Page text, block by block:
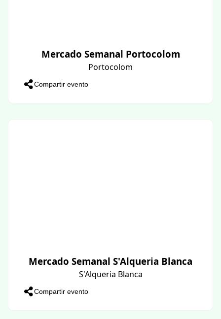
Mercado Semanal Portocolom
Portocolom
Compartir evento
Mercado Semanal S'Alqueria Blanca
S'Alqueria Blanca
Compartir evento